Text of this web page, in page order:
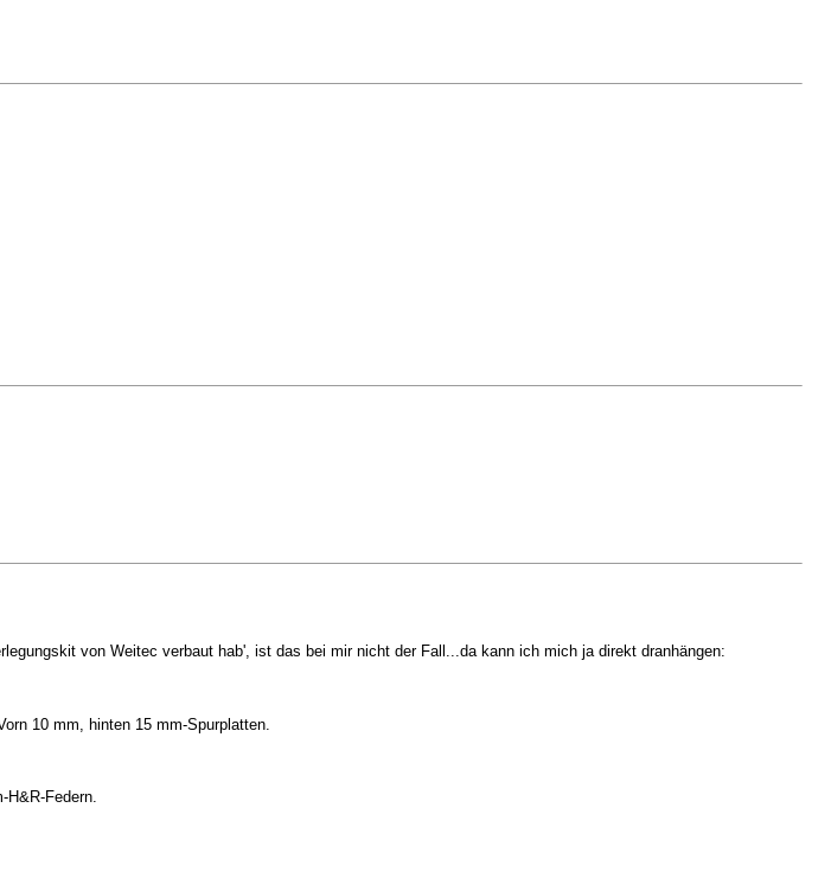
von Weitec verbaut hab', ist das bei mir nicht der Fall...da kann ich mich ja direkt dranhängen:
10 mm, hinten 15 mm-Spurplatten.
H&R-Federn.